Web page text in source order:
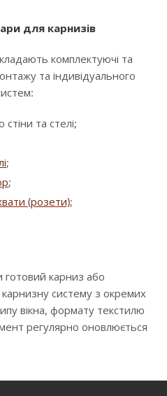
для карнизів
комплектуючі та
та індивідуального
стіни та стелі;
;
;
(розети);
готовий карниз або
систему з окремих
вікна, формату текстилю
регулярно оновлюється